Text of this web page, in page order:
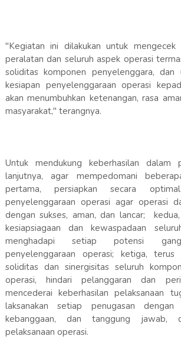
"Kegiatan ini dilakukan untuk mengecek
peralatan dan seluruh aspek operasi
soliditas komponen penyelenggara, dan
kesiapan penyelenggaraan operasi
akan menumbuhkan ketenangan, rasa
masyarakat," terangnya.
Untuk mendukung keberhasilan dalam
lanjutnya, agar mempedomani
pertama, persiapkan secara
penyelenggaraan operasi agar operasi
dengan sukses, aman, dan lancar;
kesiapsiagaan dan kewaspadaan
menghadapi setiap potensi
penyelenggaraan operasi; ketiga,
soliditas dan sinergisitas seluruh
operasi, hindari pelanggaran dan
mencederai keberhasilan pelaksanaan
laksanakan setiap penugasan dengan
kebanggaan, dan tanggung jawab,
pelaksanaan operasi.